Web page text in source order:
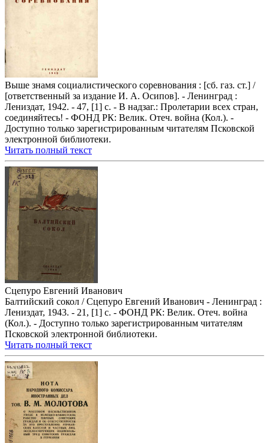
Выше знамя социалистического соревнования : [сб. газ. ст.] /
[ответственный за издание И. А. Осипов]. - Ленинград :
Лениздат, 1942. - 47, [1] с. - В надзаг.: Пролетарии всех стран,
соединяйтесь! - ФОНД РК: Велик. Отеч. война (Кол.). -
Доступно только зарегистрированным читателям Псковской
электронной библиотеки.
Читать полный текст
Сцепуро Евгений Иванович
Балтийский сокол / Сцепуро Евгений Иванович - Ленинград :
Лениздат, 1943. - 21, [1] с. - ФОНД РК: Велик. Отеч. война
(Кол.). - Доступно только зарегистрированным читателям
Псковской электронной библиотеки.
Читать полный текст